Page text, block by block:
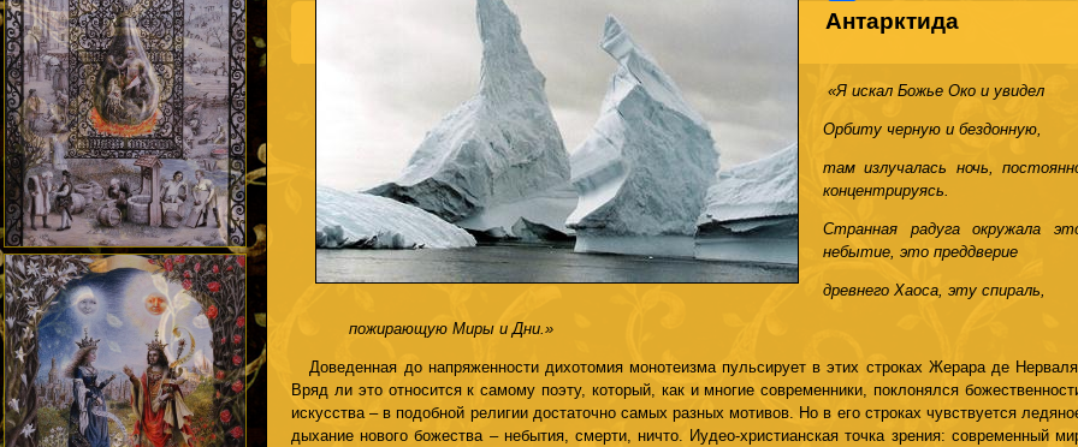
Антарктида
«Я искал Божье Око и увидел
Орбиту черную и бездонную,
там излучалась ночь,
концентрируясь.
Странная радуга окружала
небытие, это преддверие
древнего Хаоса, эту спираль,
пожирающую Миры и Дни.»
Доведенная до напряженности дихотомия монотеизма пульсирует в этих строках Жерара де Нерваля.
Вряд ли это относится к самому поэту, который, как и многие современники, поклонялся
искусства – в подобной религии достаточно самых разных мотивов. Но в его строках чувствуется
дыхание нового божества – небытия, смерти, ничто. Иудео-христианская точка зрения: современный